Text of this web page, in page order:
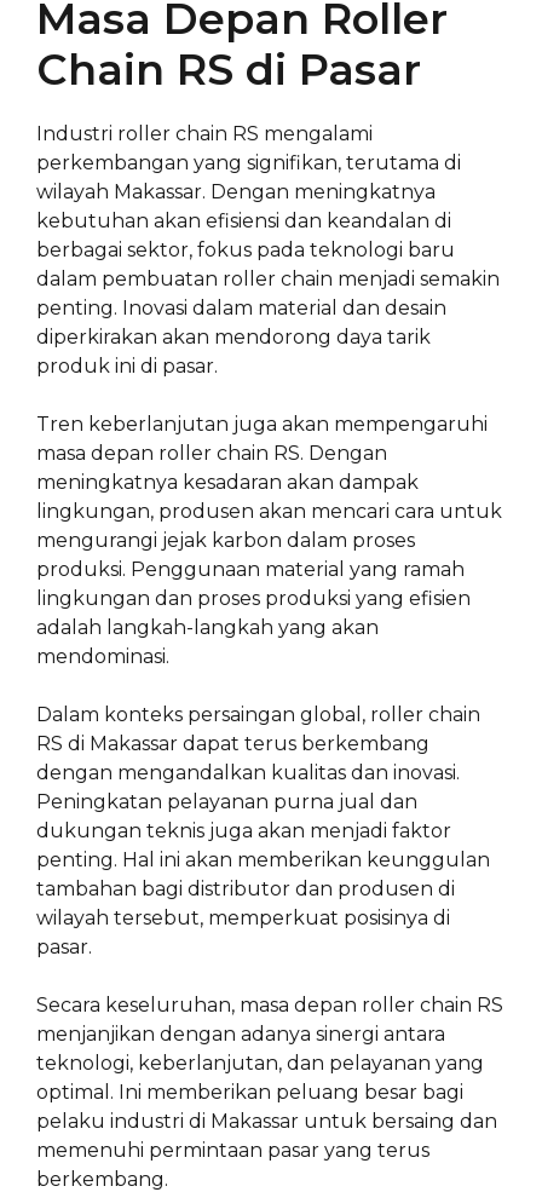
Masa Depan Roller
Chain RS di Pasar
Industri roller chain RS mengalami
perkembangan yang signifikan, terutama di
wilayah Makassar. Dengan meningkatnya
kebutuhan akan efisiensi dan keandalan di
berbagai sektor, fokus pada teknologi baru
dalam pembuatan roller chain menjadi semakin
penting. Inovasi dalam material dan desain
diperkirakan akan mendorong daya tarik
produk ini di pasar.
Tren keberlanjutan juga akan mempengaruhi
masa depan roller chain RS. Dengan
meningkatnya kesadaran akan dampak
lingkungan, produsen akan mencari cara untuk
mengurangi jejak karbon dalam proses
produksi. Penggunaan material yang ramah
lingkungan dan proses produksi yang efisien
adalah langkah-langkah yang akan
mendominasi.
Dalam konteks persaingan global, roller chain
RS di Makassar dapat terus berkembang
dengan mengandalkan kualitas dan inovasi.
Peningkatan pelayanan purna jual dan
dukungan teknis juga akan menjadi faktor
penting. Hal ini akan memberikan keunggulan
tambahan bagi distributor dan produsen di
wilayah tersebut, memperkuat posisinya di
pasar.
Secara keseluruhan, masa depan roller chain RS
menjanjikan dengan adanya sinergi antara
teknologi, keberlanjutan, dan pelayanan yang
optimal. Ini memberikan peluang besar bagi
pelaku industri di Makassar untuk bersaing dan
memenuhi permintaan pasar yang terus
berkembang.